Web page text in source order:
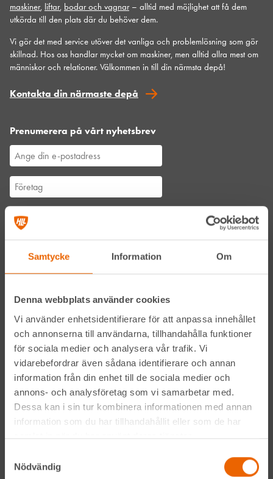
Samtycke Information Om
Denna webbplats använder cookies
Vi använder enhetsidentifierare för att anpassa innehållet
och annonserna till användarna, tillhandahålla funktioner
för sociala medier och analysera vår trafik. Vi
vidarebefordrar även sådana identifierare och annan
information från din enhet till de sociala medier och
annons- och analysföretag som vi samarbetar med.
Dessa kan i sin tur kombinera informationen med annan
information som du har tillhandahållit eller som de har
samlat in när du har använt deras tjänster.
Nödvändig
maskiner, liftar, bodar och vagnar– alltid med möjlighet att få dem
utkörda till den plats där du behöver dem.
Vi gör det med service utöver det vanliga och problemlösning som gör
skillnad. Hos oss handlar mycket om maskiner, men alltid allra mest om
människor och relationer. Välkommen in till din närmsta depå!
Kontakta din närmaste depå
Prenumerera på vårt nyhetsbrev
Hyreslandslagets
integritetspolicy.
Alltid nära
Facebook
Instagram
Våra maskiner